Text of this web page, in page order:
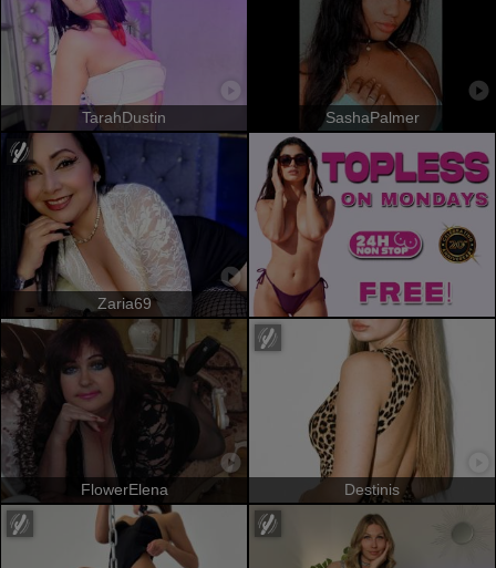
TarahDustin SashaPalmer
Zaria69
FlowerElena Destinis